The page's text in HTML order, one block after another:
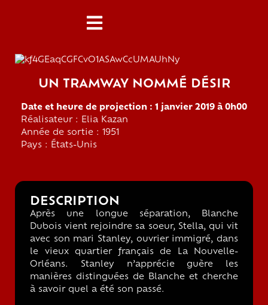
UN TRAMWAY NOMMÉ DÉSIR
Date et heure de projection : 1 janvier 2019 à 0h00
Réalisateur : Elia Kazan
Année de sortie : 1951
Pays : États-Unis
DESCRIPTION
Après une longue séparation, Blanche
Dubois vient rejoindre sa soeur, Stella, qui vit
avec son mari Stanley, ouvrier immigré, dans
le vieux quartier français de La Nouvelle-
Orléans. Stanley n’apprécie guère les
manières distinguées de Blanche et cherche
à savoir quel a été son passé.